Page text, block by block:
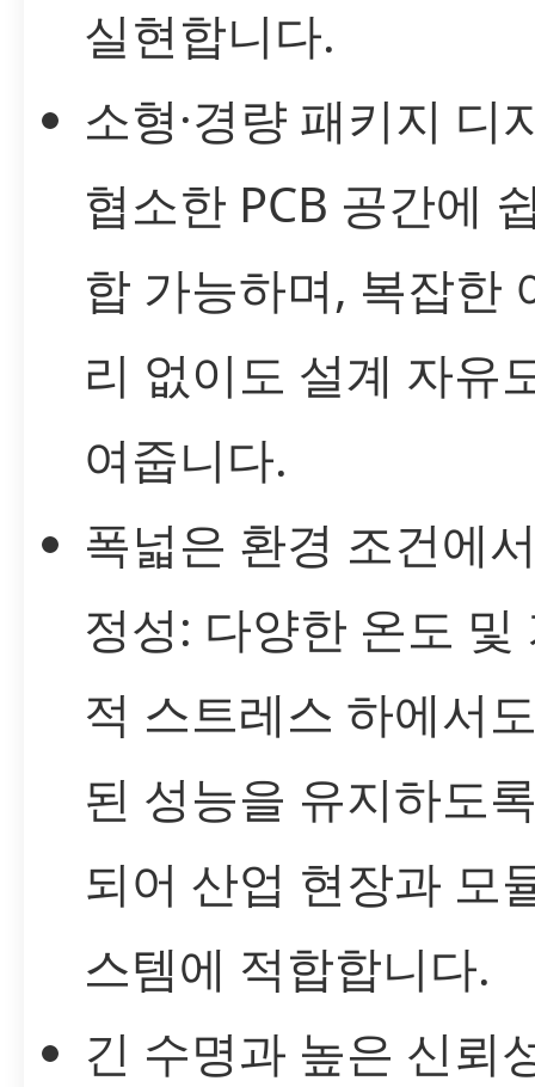
실현합니다.
소형·경량 패키지 디
협소한 PCB 공간에
합 가능하며, 복잡한
리 없이도 설계 자유
여줍니다.
폭넓은 환경 조건에
정성: 다양한 온도 및
적 스트레스 하에서
된 성능을 유지하도
되어 산업 현장과 모
스템에 적합합니다.
긴 수명과 높은 신뢰